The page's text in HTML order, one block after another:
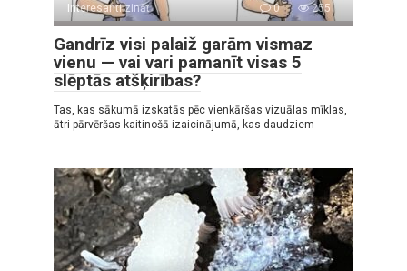
Interesanti zināt 0 255
Gandrīz visi palaiž garām vismaz
vienu — vai vari pamanīt visas 5
slēptās atšķirības?
Tas, kas sākumā izskatās pēc vienkāršas vizuālas mīklas,
ātri pārvēršas kaitinošā izaicinājumā, kas daudziem